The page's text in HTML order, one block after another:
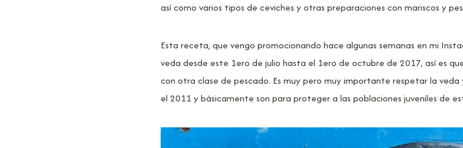
así como varios tipos de ceviches y otras preparaciones con mariscos y
Esta receta, que vengo promocionando hace algunas semanas en mi
veda desde este 1ero de julio hasta el 1ero de octubre de 2017, así es
con otra clase de pescado. Es muy pero muy importante respetar la veda
el 2011 y básicamente son para proteger a las poblaciones juveniles de